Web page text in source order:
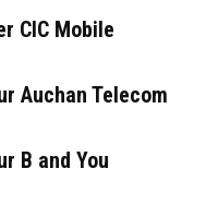
CIC Mobile
Auchan Telecom
B and You